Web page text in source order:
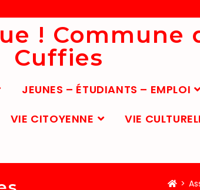
! Commune
Cuffies
JEUNES – ÉTUDIANTS – EMPLOI
VIE CITOYENNE VIE
>